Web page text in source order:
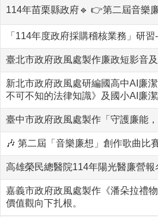
114年苗栗縣政府🔹 👉第二屆音樂
「114年度政府採購稽核業務」研
臺北市政府政風處製作廉政短影音
新北市政府政風處研編國高中AI廉
不可不知的法律知識》及國小AI廉
臺中市政府政風處製作「守護廉能
🎶 第二屆「音樂廉想」創作歌曲比
高雄榮民總醫院114年陽光醫廉營
嘉義市政府政風處製作《潘朵拉禮
價值觀向下扎根。